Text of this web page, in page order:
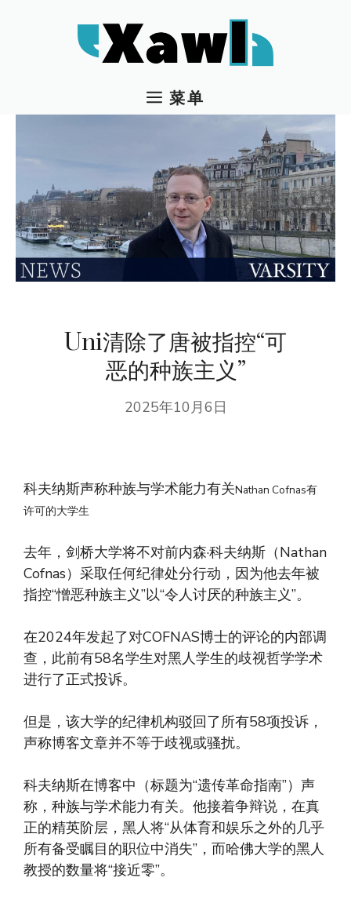
菜单
Uni清除了唐被指控“可
恶的种族主义”
2025年10月6日
科夫纳斯声称种族与学术能力有关Nathan Cofnas有
许可的大学生
去年，剑桥大学将不对前内森·科夫纳斯（Nathan
Cofnas）采取任何纪律处分行动，因为他去年被
指控“憎恶种族主义”以“令人讨厌的种族主义”。
在2024年发起了对COFNAS博士的评论的内部调
查，此前有58名学生对黑人学生的歧视哲学学术
进行了正式投诉。
但是，该大学的纪律机构驳回了所有58项投诉，
声称博客文章并不等于歧视或骚扰。
科夫纳斯在博客中（标题为“遗传革命指南”）声
称，种族与学术能力有关。他接着争辩说，在真
正的精英阶层，黑人将“从体育和娱乐之外的几乎
所有备受瞩目的职位中消失”，而哈佛大学的黑人
教授的数量将“接近零”。